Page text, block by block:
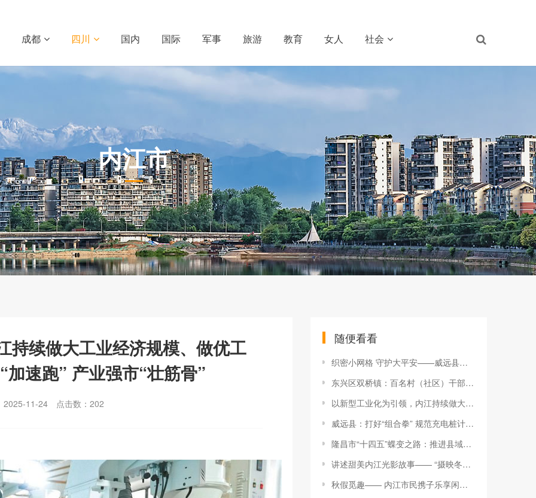
成都 四川 国内 国际 军事 旅游 教育 女人 社会
内江市
持续做大工业经济规模、做优工
速跑” 产业强市“壮筋骨”
2025-11-24 点击数： 202
随便看看
织密小网格 守护大平安——威远县严陵镇网格化安全治理见闻
东兴区双桥镇：百名村（社区）干部、网格员参加法治培训
以新型工业化为引领，内江持续做大工业经济规模、做优工业经济质量 ——工业倍增“加速跑” 产业强市“壮筋骨”
威远县：打好“组合拳” 规范充电桩计量秩序
隆昌市“十四五”蝶变之路：推进县域经济社会高质量发展
讲述甜美内江光影故事—— “摄映冬韵 光影流年”摄影精品展开展
秋假觅趣—— 内江市民携子乐享闲暇时光